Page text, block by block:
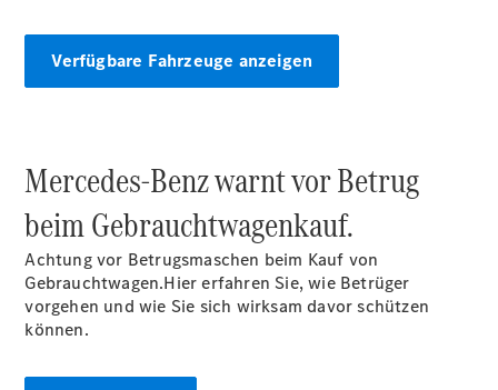
Junge
Junge
elektrisch
Warnung: Betrug
beim
Verfügbare Fahrzeuge anzeigen
Mercedes-Benz warnt vor Betrug
beim Gebrauchtwagenkauf.
Achtung vor Betrugsmaschen beim Kauf von
Gebrauchtwagen.Hier erfahren Sie, wie Betrüger
vorgehen und wie Sie sich wirksam davor schützen
können.